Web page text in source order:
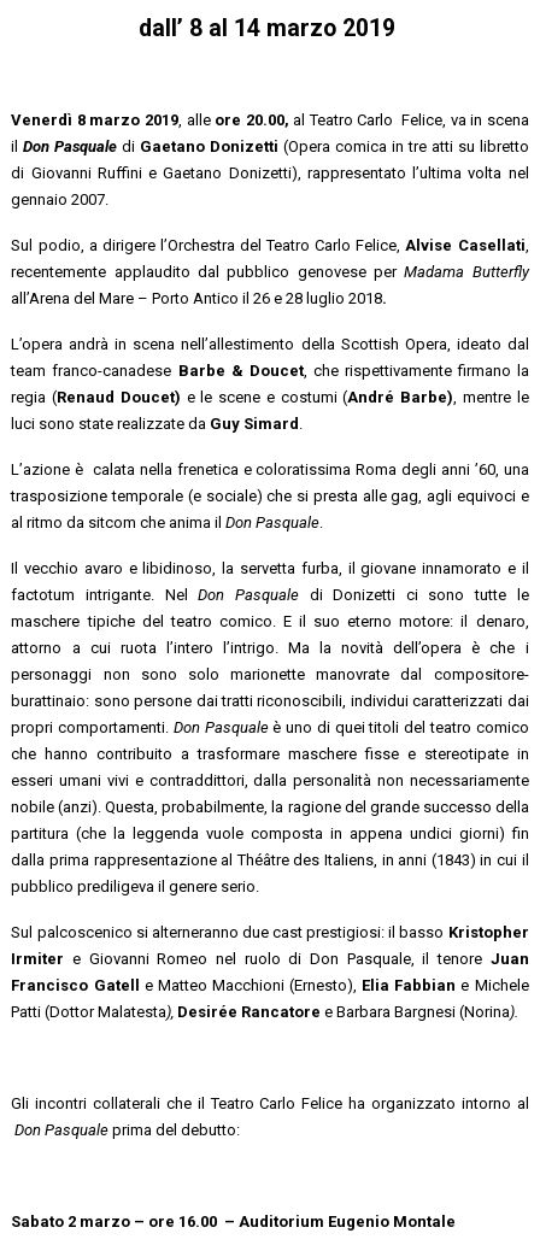
dall’ 8 al 14 marzo 2019
Venerdì 8 marzo 2019 , alleore 20.00, al Teatro Carlo Felice, va in scena
ilDon Pasquale di Gaetano Donizetti(Opera comica in tre atti su libretto
di Giovanni Ruffini e Gaetano Donizetti), rappresentato l’ultima volta nel
gennaio 2007.
Sul podio, a dirigere l’Orchestra del Teatro Carlo Felice, Alvise Casellati
recentemente applaudito dal pubblico genovese perMadama Butterfly
all’Arena del Mare – Porto Antico il 26 e 28 luglio 2018.
L’opera andrà in scena nell’allestimento della Scottish Opera, ideato dal
team franco-canadese Barbe & Doucet, che rispettivamente firmano la
regia (Renaud Doucet) e le scene e costumi (André Barbe) , mentre le
luci sono state realizzate da Guy Simard
L’azione è calata nella frenetica e coloratissima Roma degli anni ’60, una
trasposizione temporale (e sociale) che si presta alle gag, agli equivoci e
al ritmo da sitcom che anima ilDon Pasquale
Il vecchio avaro e libidinoso, la servetta furba, il giovane innamorato e il
factotum intrigante. NelDon Pasquale di Donizetti ci sono tutte le
maschere tipiche del teatro comico. E il suo eterno motore: il denaro,
attorno a cui ruota l’intero l’intrigo. Ma la novità dell’opera è che i
personaggi non sono solo marionette manovrate dal compositore-
burattinaio: sono persone dai tratti riconoscibili, individui caratterizzati dai
propri comportamenti. Don Pasqualeè uno di quei titoli del teatro comico
che hanno contribuito a trasformare maschere fisse e stereotipate in
esseri umani vivi e contraddittori, dalla personalità non necessariamente
nobile (anzi). Questa, probabilmente, la ragione del grande successo della
partitura (che la leggenda vuole composta in appena undici giorni) fin
dalla prima rappresentazione al Théâtre des Italiens, in anni (1843) in cui il
pubblico prediligeva il genere serio.
Sul palcoscenico si alterneranno due cast prestigiosi: il basso Kristopher
Irmitere Giovanni Romeo nel ruolo di Don Pasquale, il tenore Juan
Francisco Gatell e Matteo Macchioni (Ernesto), Elia Fabbiane Michele
Patti (Dottor Malatesta), Desirée Rancatoree Barbara Bargnesi (Norina).
Gli incontri collaterali che il Teatro Carlo Felice ha organizzato intorno al
Don Pasquale prima del debutto:
Sabato 2 marzo – ore 16.00 – Auditorium Eugenio Montale